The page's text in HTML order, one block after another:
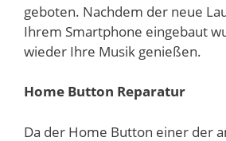
geboten. Nachdem der neue
Ihrem Smartphone eingebaut
wieder Ihre Musik genießen.
Home Button Reparatur
Da der Home Button einer der